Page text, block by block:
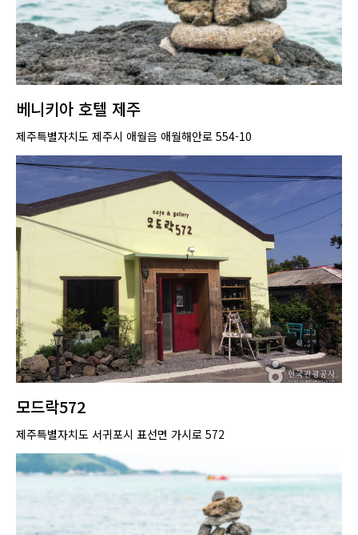
베니키아 호텔 제주
제주특별자치도 제주시 애월읍 애월해안로 554-10
모드락572
제주특별자치도 서귀포시 표선면 가시로 572